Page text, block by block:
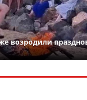
возродили